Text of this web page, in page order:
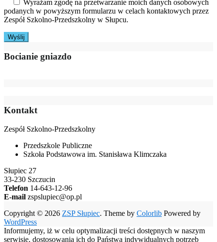
Wyrażam zgodę na przetwarzanie moich danych osobowych
podanych w powyższym formularzu w celach kontaktowych przez
Zespół Szkolno-Przedszkolny w Słupcu.
Bocianie gniazdo
Kontakt
Zespół Szkolno-Przedszkolny
Przedszkole Publiczne
Szkoła Podstawowa im. Stanisława Klimczaka
Słupiec 27
33-230 Szczucin
Telefon 14-643-12-96
E-mail zspslupiec@op.pl
Copyright © 2026 ZSP Słupiec. Theme by Colorlib Powered by
WordPress
Informujemy, iż w celu optymalizacji treści dostępnych w naszym
serwisie, dostosowania ich do Państwa indywidualnych potrzeb